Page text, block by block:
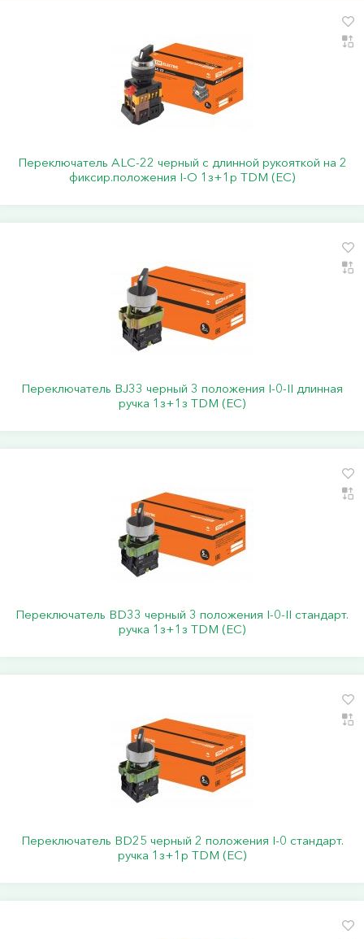
Переключатель АLС-22 черный с длинной рукояткой на 2
фиксир.положения I-O 1з+1р TDM (ЕС)
Переключатель BJ33 черный 3 положения I-0-II длинная
ручка 1з+1з TDM (ЕС)
Переключатель BD33 черный 3 положения I-0-II стандарт.
ручка 1з+1з TDM (ЕС)
Переключатель BD25 черный 2 положения I-0 стандарт.
ручка 1з+1р TDM (ЕС)